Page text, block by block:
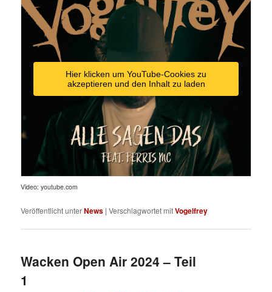
Hier klicken um YouTube-Cookies zu
akzeptieren und den Inhalt zu laden
Video: youtube.com
Veröffentlicht unterNews |Verschlagwortet mitVogelfrey
Wacken Open Air 2024 – Teil
1